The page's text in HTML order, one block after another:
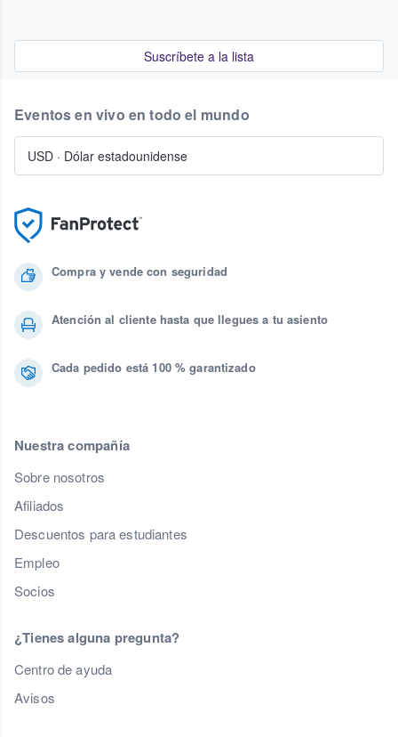
Suscríbete a la lista
Compra y vende con seguridad
Atención al cliente hasta que llegues a tu asiento
Cada pedido está 100 % garantizado
Nuestra compañía
Sobre nosotros
Afiliados
Descuentos para estudiantes
Empleo
Socios
¿Tienes alguna pregunta?
Centro de ayuda
Avisos
Eventos en vivo en todo el mundo
USD · Dólar estadounidense